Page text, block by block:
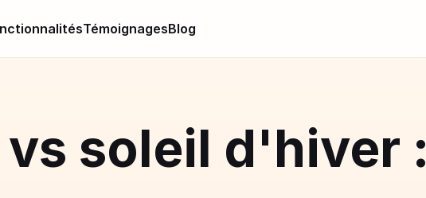
TémoignagesBlog
soleil d'hiver :